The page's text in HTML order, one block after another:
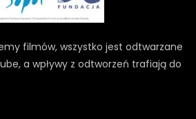
filmów, wszystko jest odtwarzane
a wpływy z odtworzeń trafiają do